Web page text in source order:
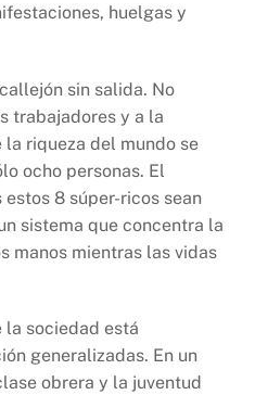
huelgas y
sin salida. No
trabajadores y a la
riqueza del mundo se
ocho personas. El
8 súper-ricos sean
sistema que concentra la
manos mientras las vidas
la sociedad está
generalizadas. En un
obrera y la juventud